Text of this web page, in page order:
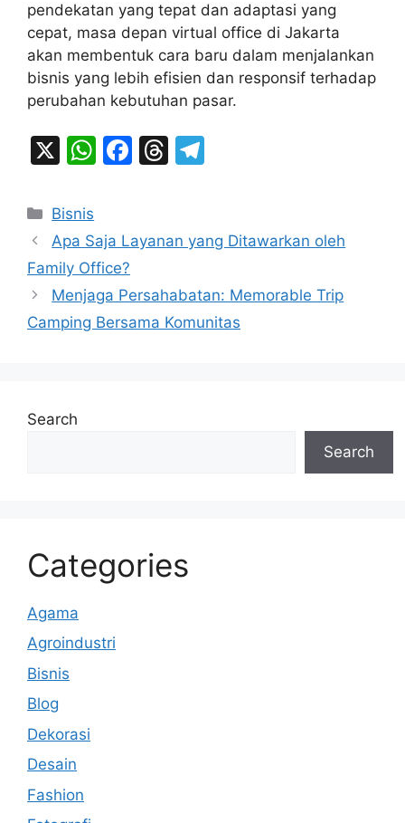
pendekatan yang tepat dan adaptasi yang
cepat, masa depan virtual office di Jakarta
akan membentuk cara baru dalam menjalankan
bisnis yang lebih efisien dan responsif terhadap
perubahan kebutuhan pasar.
X
W
s
A
p
p
F
e
o
o
T
a
s
gr
m
Categories
Bisnis
Apa Saja Layanan yang Ditawarkan oleh
Family Office?
Menjaga Persahabatan: Memorable Trip
Camping Bersama Komunitas
Search
Search
Categories
Agama
Agroindustri
Bisnis
Blog
Dekorasi
Desain
Fashion